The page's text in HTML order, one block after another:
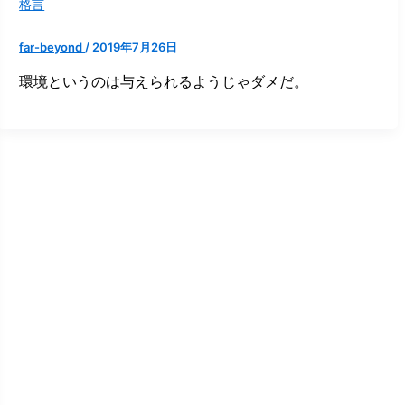
格言
far-beyond/2019年7月26日
環境というのは与えられるようじゃダメだ。